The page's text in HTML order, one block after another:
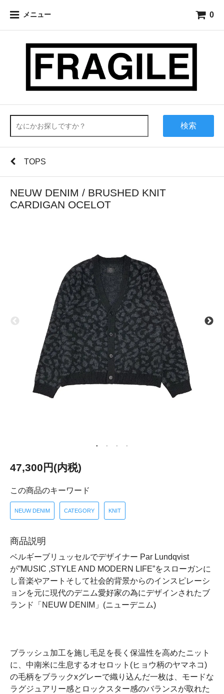
メニュー 0
検索
TOPS
NEUW DENIM / BRUSHED KNIT
CARDIGAN OCELOT
47,300円(内税)
この商品のキーワード
NEUW DENIM CATEGORY KNIT
商品説明
ベルギーブリュッセルでデザイナー Par Lundqvist
が”MUSIC ,STYLE AND MODERN LIFE”をスローガンに
し音楽やアートそして社会的背景からのインスピレーシ
ョンを元に現代のデニム愛好家の為にデザインされたブ
ランド「NEUW DENIM」(ニューデニム)
ブラッシュ加工を施し毛足を長く保温性を高めたニット
に、中南米に生息するオセロット(ヒョウ柄のヤマネコ)
の毛柄をブラックxグレーで織り込んだ一枚は、モードな
ラグジュアリー感とロックスター感のバランスが取れた